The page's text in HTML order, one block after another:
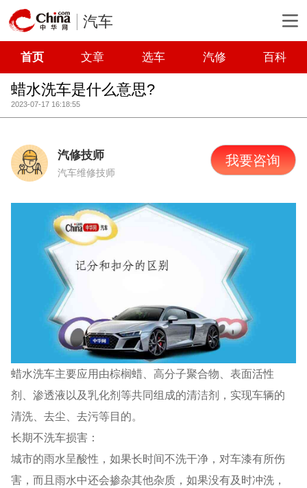
汽车
首页 文章 选车 汽修 百科
蜡水洗车是什么意思?
2023-07-17 16:18:55
汽修技师
汽车维修技师
我要咨询
蜡水洗车主要应用由棕榈蜡、高分子聚合物、表面活性
剂、渗透液以及乳化剂等共同组成的清洁剂，实现车辆的
清洗、去尘、去污等目的。
长期不洗车损害：
城市的雨水呈酸性，如果长时间不洗干净，对车漆有所伤
害，而且雨水中还会掺杂其他杂质，如果没有及时冲洗，